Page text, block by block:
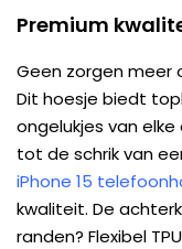
Premium
Geen zorgen meer
Dit hoesje biedt
ongelukjes van
tot de schrik van
iPhone 15
kwaliteit. De
randen? Flexibel